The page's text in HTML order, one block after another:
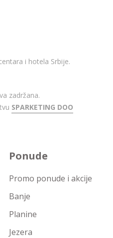
i hotela Srbije.
zadržana.
SPARKETING DOO
Ponude
Promo ponude i akcije
Banje
Planine
Jezera